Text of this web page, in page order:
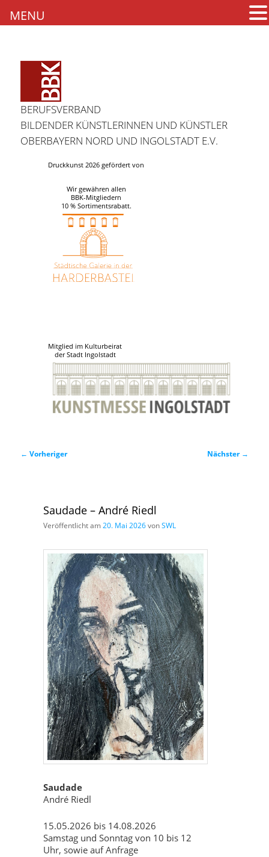
BERUFSVERBAND
BILDENDER KÜNSTLERINNEN UND KÜNSTLER
OBERBAYERN NORD UND INGOLSTADT E.V.
Druckkunst 2026 gefördert von
Wir gewähren allen
BBK-Mitgliedern
10 % Sortimentsrabatt.
Mitglied im Kulturbeirat
der Stadt Ingolstadt
Beitragsnavigation
← Vorheriger Nächster →
Saudade – André Riedl
Veröffentlicht am20. Mai 2026vonSWL
Saudade
André Riedl
15.05.2026 bis 14.08.2026
Samstag und Sonntag von 10 bis 12
Uhr, sowie auf Anfrage
MENU